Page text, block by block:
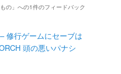
の 」への1件のフィードバック
修行ゲームにセーブは
頭の悪いパナシ